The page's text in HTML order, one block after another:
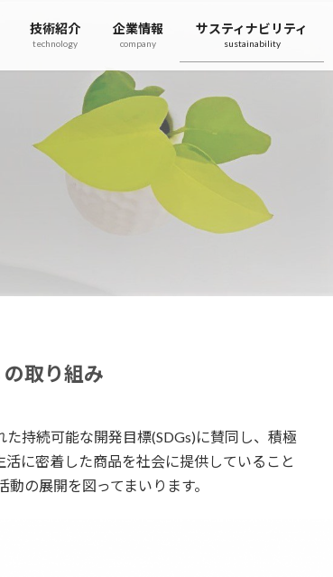
技術紹介
technology
企業情報
company
サスティナビリティ
sustainability
の取り組み
持続可能な開発目標(SDGs)に賛同し、積極
に密着した商品を社会に提供していること
の展開を図ってまいります。